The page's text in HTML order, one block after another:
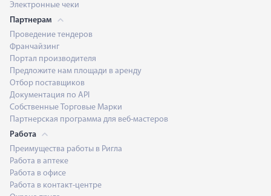
Электронные чеки
Партнерам
Проведение тендеров
Франчайзинг
Портал производителя
Предложите нам площади в аренду
Отбор поставщиков
Документация по API
Собственные Торговые Марки
Партнерская программа для веб-мастеров
Работа
Преимущества работы в Ригла
Работа в аптеке
Работа в офисе
Работа в контакт-центре